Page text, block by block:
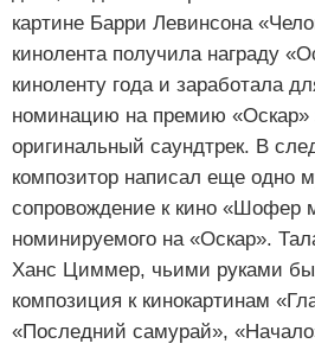
картине Барри Левинсона
кинолента получила награду
киноленту года и заработала
номинацию на премию
оригинальный саундтрек. В
композитор написал еще одно
сопровождение к кино «Шофер
номинируемого на «Оскар».
Ханс Циммер, чьими руками
композиция к кинокартинам
«Последний самурай»,